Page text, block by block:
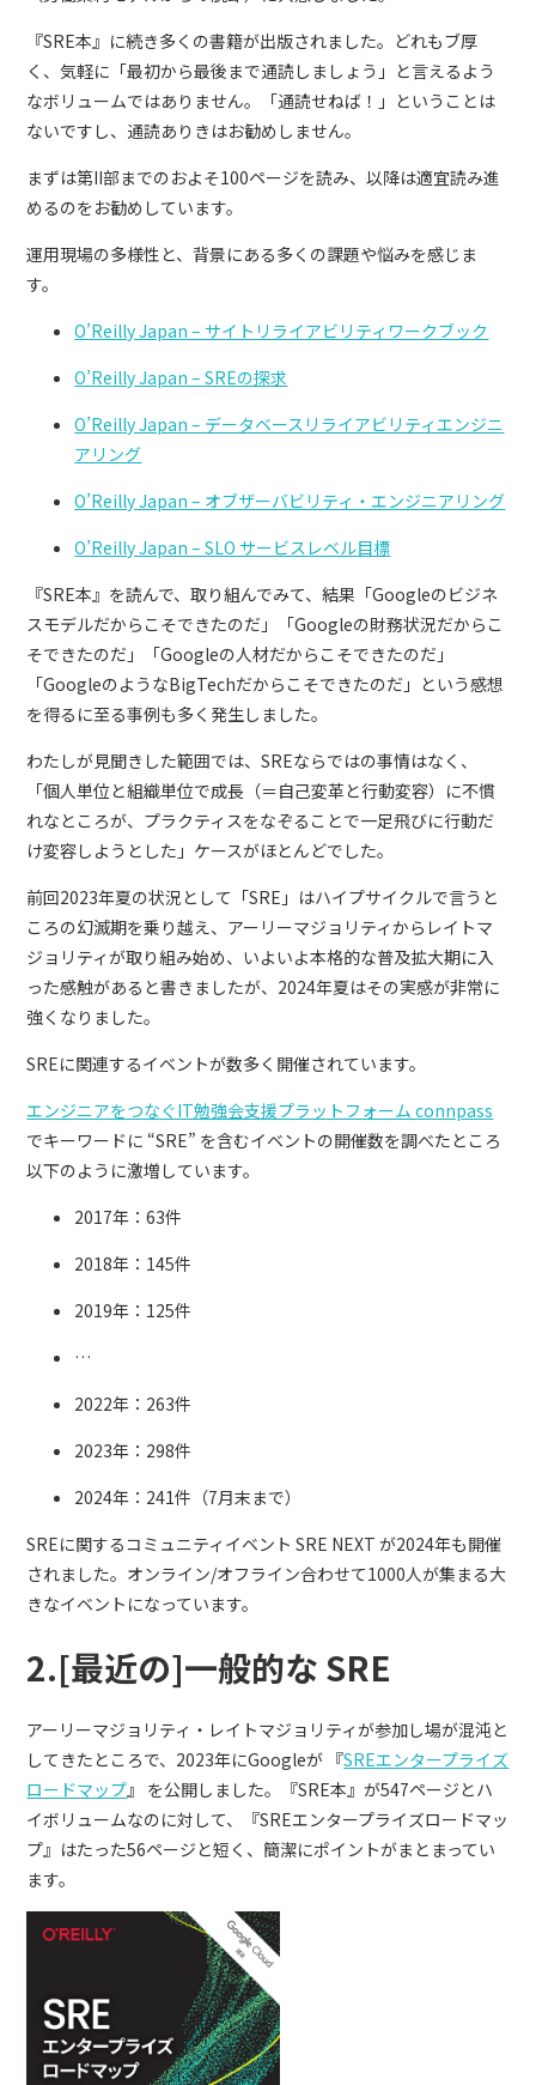
『SRE本』に続き多くの書籍が出版されました。どれもブ厚
く、気軽に「最初から最後まで通読しましょう」と言えるよう
なボリュームではありません。「通読せねば！」ということは
ないですし、通読ありきはお勧めしません。
まずは第II部までのおよそ100ページを読み、以降は適宜読み進
めるのをお勧めしています。
運用現場の多様性と、背景にある多くの課題や悩みを感じま
す。
O’Reilly Japan – サイトリライアビリティワークブック
O’Reilly Japan – SREの探求
O’Reilly Japan – データベースリライアビリティエンジニ
アリング
O’Reilly Japan – オブザーバビリティ・エンジニアリング
O’Reilly Japan – SLO サービスレベル目標
『SRE本』を読んで、取り組んでみて、結果「Googleのビジネ
スモデルだからこそできたのだ」「Googleの財務状況だからこ
そできたのだ」「Googleの人材だからこそできたのだ」
「GoogleのようなBigTechだからこそできたのだ」という感想
を得るに至る事例も多く発生しました。
わたしが見聞きした範囲では、SREならではの事情はなく、
「個人単位と組織単位で成長（＝自己変革と行動変容）に不慣
れなところが、プラクティスをなぞることで一足飛びに行動だ
け変容しようとした」ケースがほとんどでした。
前回2023年夏の状況として「SRE」はハイプサイクルで言うと
ころの幻滅期を乗り越え、アーリーマジョリティからレイトマ
ジョリティが取り組み始め、いよいよ本格的な普及拡大期に入
った感触があると書きましたが、2024年夏はその実感が非常に
強くなりました。
SREに関連するイベントが数多く開催されています。
エンジニアをつなぐIT勉強会支援プラットフォーム connpass
でキーワードに “SRE” を含むイベントの開催数を調べたところ
以下のように激増しています。
2017年：63件
2018年：145件
2019年：125件
…
2022年：263件
2023年：298件
2024年：241件（7月末まで）
SREに関するコミュニティイベント SRE NEXT が2024年も開催
されました。オンライン/オフライン合わせて1000人が集まる大
きなイベントになっています。
2.[最近の]一般的な SRE
アーリーマジョリティ・レイトマジョリティが参加し場が混沌と
してきたところで、2023年にGoogleが 『SREエンタープライズ
ロードマップ』 を公開しました。『SRE本』が547ページとハ
イボリュームなのに対して、『SREエンタープライズロードマッ
プ』はたった56ページと短く、簡潔にポイントがまとまってい
ます。